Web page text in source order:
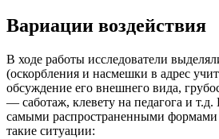
Вариации воздействия
В ходе работы исследователи
(оскорбления и насмешки в адрес
обсуждение его внешнего вида,
— саботаж, клевету на педагога и
самыми распространенными формами
такие ситуации: